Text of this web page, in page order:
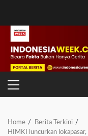
content
PRIMARY
MENU
Home
Berita Terkini
HIMKI luncurkan